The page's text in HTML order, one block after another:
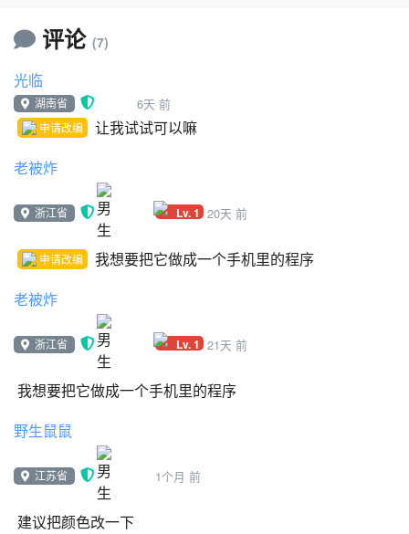
初期y
足音1
足音3
mouse
cam x 4
size
s2
列表
stage 当たり判定
触れた
押されたキー
评论 (7)
光临
湖南省 6天 前
申请改编
让我试试可以嘛
老被炸
浙江省 Lv. 1 20天 前
申请改编
我想要把它做成一个手机里的程序
老被炸
浙江省 Lv. 1 21天 前
我想要把它做成一个手机里的程序
野生鼠鼠
江苏省 1个月 前
建议把颜色改一下